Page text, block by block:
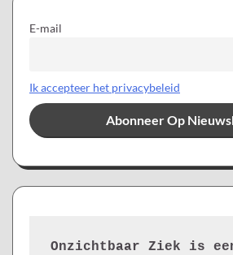
E-mail
Ik accepteer het privacybeleid
Onzichtbaar Ziek is